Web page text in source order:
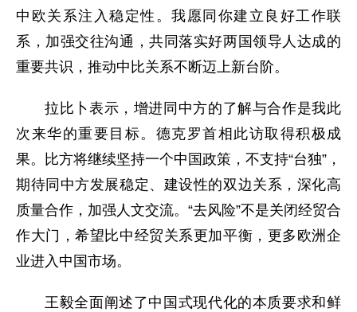
中欧关系注入稳定性。我愿同你建立良好工作联
系，加强交往沟通，共同落实好两国领导人达成的
重要共识，推动中比关系不断迈上新台阶。
拉比卜表示，增进同中方的了解与合作是我此
次来华的重要目标。德克罗首相此访取得积极成
果。比方将继续坚持一个中国政策，不支持“台独”，
期待同中方发展稳定、建设性的双边关系，深化高
质量合作，加强人文交流。“去风险”不是关闭经贸合
作大门，希望比中经贸关系更加平衡，更多欧洲企
业进入中国市场。
王毅全面阐述了中国式现代化的本质要求和鲜